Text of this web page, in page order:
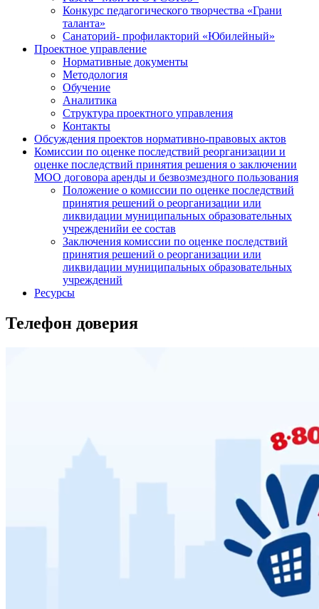
Конкурс педагогического творчества «Грани
таланта»
Санаторий- профилакторий «Юбилейный»
Проектное управление
Нормативные документы
Методология
Обучение
Аналитика
Структура проектного управления
Контакты
Обсуждения проектов нормативно-правовых актов
Комиссии по оценке последствий реорганизации и
оценке последствий принятия решения о заключении
МОО договора аренды и безвозмездного пользования
Положение о комиссии по оценке последствий
принятия решений о реорганизации или
ликвидации муниципальных образовательных
учрежденийи ее состав
Заключения комиссии по оценке последствий
принятия решений о реорганизации или
ликвидации муниципальных образовательных
учреждений
Ресурсы
Телефон доверия